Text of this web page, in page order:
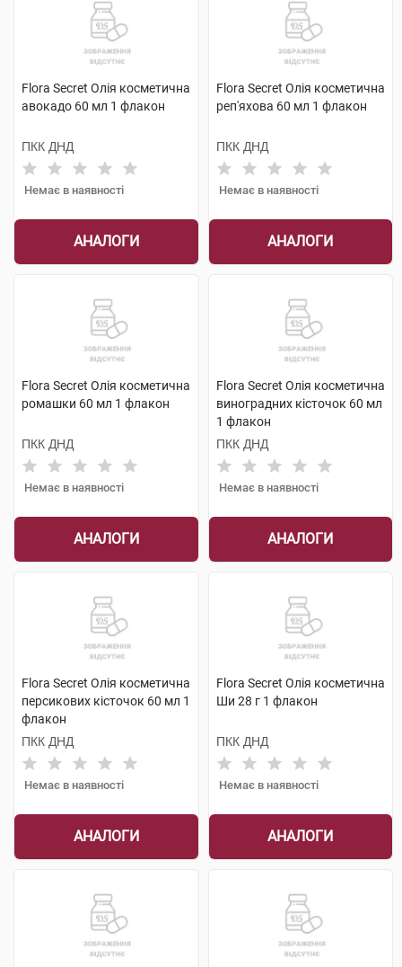
Flora Secret Олія косметична
авокадо 60 мл 1 флакон
ПКК ДНД
Немає в наявності
АНАЛОГИ
Flora Secret Олія косметична
реп'яхова 60 мл 1 флакон
ПКК ДНД
Немає в наявності
АНАЛОГИ
Flora Secret Олія косметична
ромашки 60 мл 1 флакон
ПКК ДНД
Немає в наявності
АНАЛОГИ
Flora Secret Олія косметична
виноградних кісточок 60 мл
1 флакон
ПКК ДНД
Немає в наявності
АНАЛОГИ
Flora Secret Олія косметична
персикових кісточок 60 мл 1
флакон
ПКК ДНД
Немає в наявності
АНАЛОГИ
Flora Secret Олія косметична
Ши 28 г 1 флакон
ПКК ДНД
Немає в наявності
АНАЛОГИ